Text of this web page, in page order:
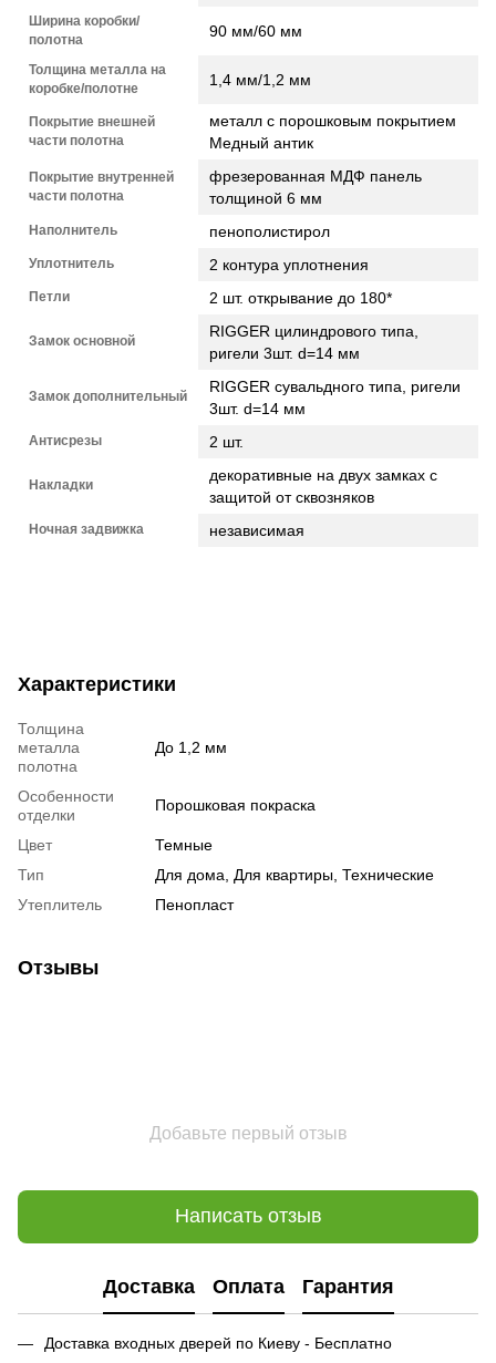
Ширина коробки/
полотна
90 мм/60 мм
Толщина металла на
коробке/полотне
1,4 мм/1,2 мм
Покрытие внешней
части полотна
металл с порошковым покрытием
Медный антик
Покрытие внутренней
части полотна
фрезерованная МДФ панель
толщиной 6 мм
Наполнитель пенополистирол
Уплотнитель 2 контура уплотнения
Петли 2 шт. открывание до 180*
Замок основной
RIGGER цилиндрового типа,
ригели 3шт. d=14 мм
Замок дополнительный
RIGGER сувальдного типа, ригели
3шт. d=14 мм
Антисрезы 2 шт.
Накладки
декоративные на двух замках с
защитой от сквозняков
Ночная задвижка независимая
Характеристики
Толщина
металла
полотна
До 1,2 мм
Особенности
отделки
Порошковая покраска
Цвет
Темные
Тип
Для дома, Для квартиры, Технические
Утеплитель
Пенопласт
Отзывы
Добавьте первый отзыв
Написать отзыв
Доставка Оплата Гарантия
Доставка входных дверей по Киеву - Бесплатно